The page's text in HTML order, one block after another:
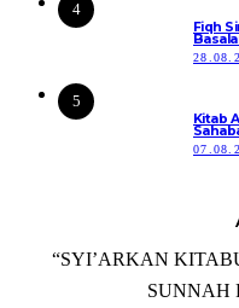
4
Fiqh
5
Kitab
“SYI’ARKAN